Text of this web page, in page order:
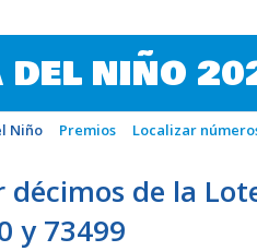
DEL NIÑO
Niño Premios Localizar
décimos de la
y 73499